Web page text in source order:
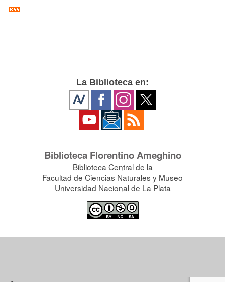
La Biblioteca en:
Biblioteca Florentino Ameghino
Biblioteca Central de la
Facultad de Ciencias Naturales y Museo
Universidad Nacional de La Plata